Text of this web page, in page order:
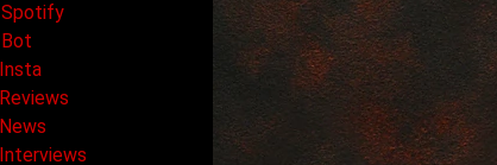
Spotify
Bot
Insta
Reviews
News
Interviews